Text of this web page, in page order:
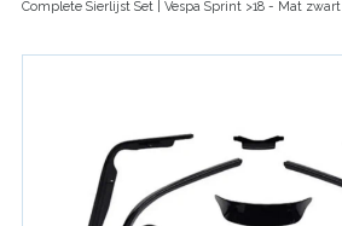
Complete Sierlijst Set | Vespa Sprint >18 - Mat zwart